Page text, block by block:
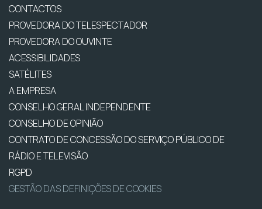
CONTACTOS
PROVEDORA DO TELESPECTADOR
PROVEDORA DO OUVINTE
ACESSIBILIDADES
SATÉLITES
A EMPRESA
CONSELHO GERAL INDEPENDENTE
CONSELHO DE OPINIÃO
CONTRATO DE CONCESSÃO DO SERVIÇO PÚBLICO DE
RÁDIO E TELEVISÃO
RGPD
GESTÃO DAS DEFINIÇÕES DE COOKIES